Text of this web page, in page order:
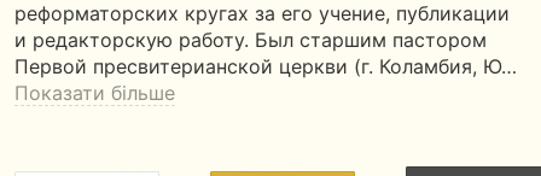
реформаторских кругах за его учение, публикации
и редакторскую работу. Был старшим пастором
Первой пресвитерианской церкви (г. Коламбия, Ю…
Показати більше